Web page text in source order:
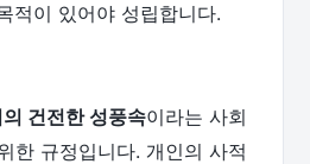
적이 있어야 성립합니다.
건전한 성풍속이라는 사회
한 규정입니다. 개인의 사적